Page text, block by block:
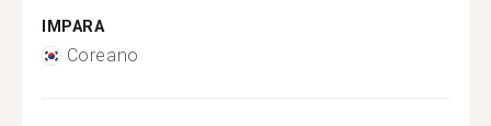
IMPARA
Coreano